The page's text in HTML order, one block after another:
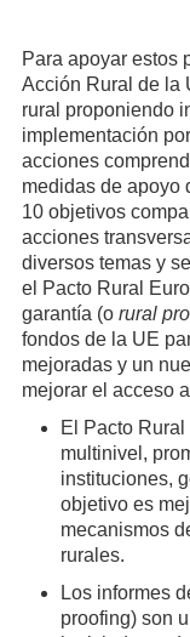
Para apoyar estos
Acción Rural de la
rural proponiendo
implementación
acciones
medidas de apoyo
10 objetivos
acciones
diversos temas y
el Pacto Rural
garantía (o rural
fondos de la UE
mejoradas y un
mejorar el acceso
El Pacto
multinivel,
instituciones,
objetivo es
mecanismos
rurales.
Los informes
proofing) son